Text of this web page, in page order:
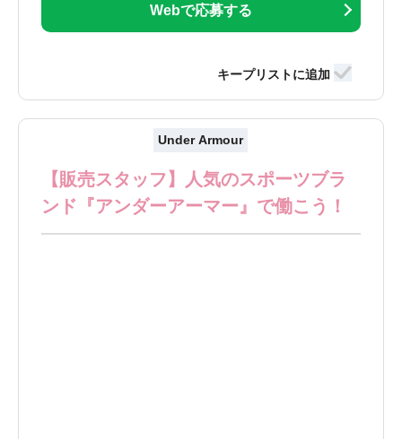
Webで応募する
Under Armour
【販売スタッフ】人気のスポーツブラ
ンド『アンダーアーマー』で働こう！